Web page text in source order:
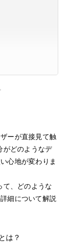
ーが直接見て触
がどのようなデ
心地が変わりま
て、どのような
細について解説
は？